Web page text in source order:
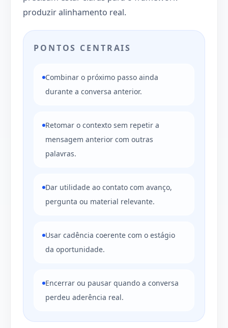
produzir alinhamento real.
PONTOS CENTRAIS
Combinar o próximo passo ainda
durante a conversa anterior.
Retomar o contexto sem repetir a
mensagem anterior com outras
palavras.
Dar utilidade ao contato com avanço,
pergunta ou material relevante.
Usar cadência coerente com o estágio
da oportunidade.
Encerrar ou pausar quando a conversa
perdeu aderência real.